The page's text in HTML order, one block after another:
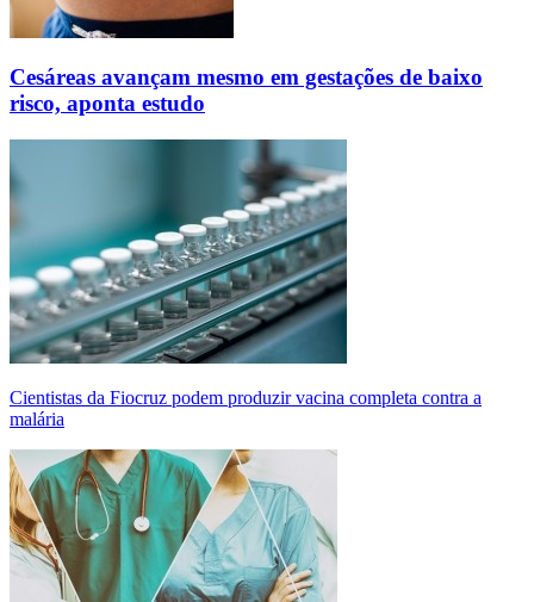
Cesáreas avançam mesmo em gestações de baixo
risco, aponta estudo
Cientistas da Fiocruz podem produzir vacina completa contra a
malária